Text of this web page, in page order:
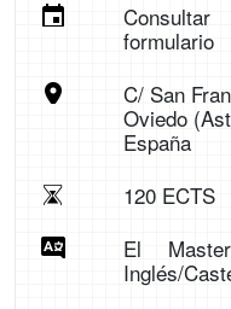
formulario
C/ San
Oviedo
España
120 ECTS
El
Inglés/